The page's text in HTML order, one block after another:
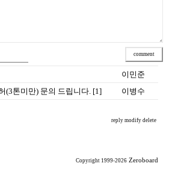
이민준
(3톤미만) 문의 드립니다. [1] 이병수
reply modify delete
Copyright 1999-2026 Zeroboard